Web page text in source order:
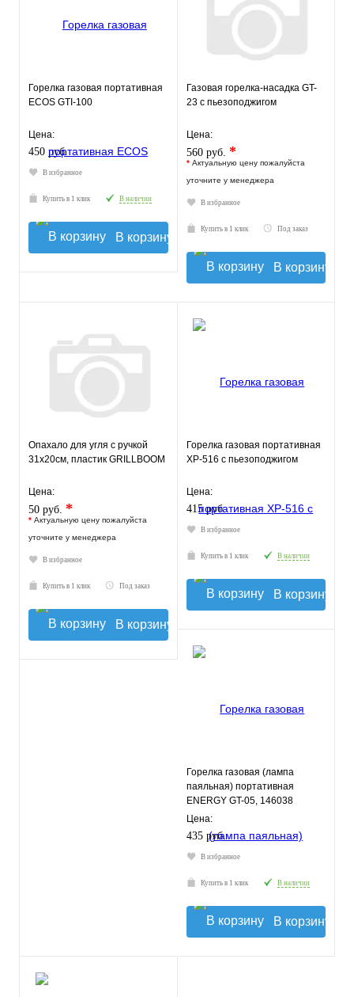
Горелка газовая портативная
ECOS GTI-100
Цена:
450 руб.
В избранное
Купить в 1 клик В наличии
В корзину
Газовая горелка-насадка GT-
23 с пьезоподжигом
Цена:
560 руб. *
* Актуальную цену пожалуйста
уточните у менеджера
В избранное
Купить в 1 клик Под заказ
В корзину
Опахало для угля с ручкой
31х20см, пластик GRILLBOOM
Цена:
50 руб. *
* Актуальную цену пожалуйста
уточните у менеджера
В избранное
Купить в 1 клик Под заказ
В корзину
Горелка газовая портативная
XP-516 с пьезоподжигом
Цена:
415 руб.
В избранное
Купить в 1 клик В наличии
В корзину
Горелка газовая (лампа
паяльная) портативная
ENERGY GT-05, 146038
Цена:
435 руб.
В избранное
Купить в 1 клик В наличии
В корзину